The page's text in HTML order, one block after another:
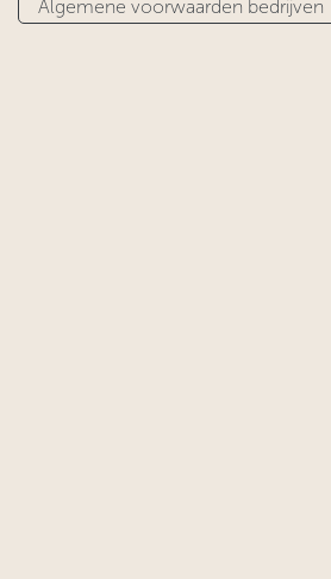
Algemene voorwa​​​​arden bedrijven